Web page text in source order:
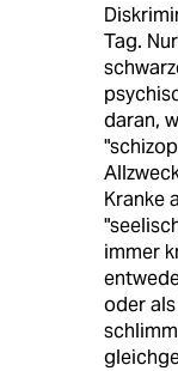
Tag.
daran,
Kranke
immer
oder